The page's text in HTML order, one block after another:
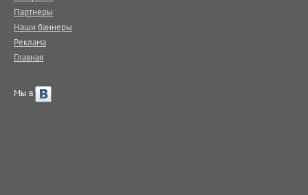
Партнеры
Наши баннеры
Реклама
Главная
Мы в